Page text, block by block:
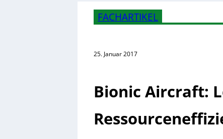
e
FACHARTIKEL
25. Januar 2017
Bionic Aircraft: